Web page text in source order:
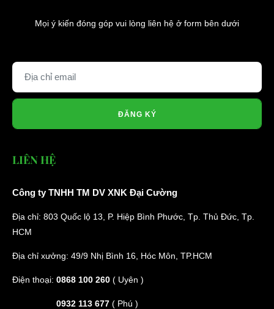
Mọi ý kiến đóng góp vui lòng liên hệ ở form bên dưới
ĐĂNG KÝ
LIÊN HỆ
Công ty TNHH TM DV XNK Đại Cường
Địa chỉ: 803 Quốc lộ 13, P. Hiệp Bình Phước, Tp. Thủ Đức, Tp.
HCM
Địa chỉ xưởng: 49/9 Nhị Bình 16, Hóc Môn, TP.HCM
Điện thoại: 0868 100 260 ( Uyên )
0932 113 677 ( Phú )